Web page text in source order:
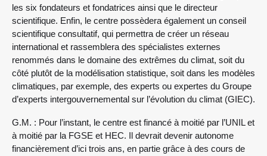
les six fondateurs et fondatrices ainsi que le directeur
scientifique. Enfin, le centre possèdera également un conseil
scientifique consultatif, qui permettra de créer un réseau
international et rassemblera des spécialistes externes
renommés dans le domaine des extrêmes du climat, soit du
côté plutôt de la modélisation statistique, soit dans les modèles
climatiques, par exemple, des experts ou expertes du Groupe
d’experts intergouvernemental sur l’évolution du climat (GIEC).
G.M. : Pour l’instant, le centre est financé à moitié par l’UNIL et
à moitié par la FGSE et HEC. Il devrait devenir autonome
financièrement d’ici trois ans, en partie grâce à des cours de